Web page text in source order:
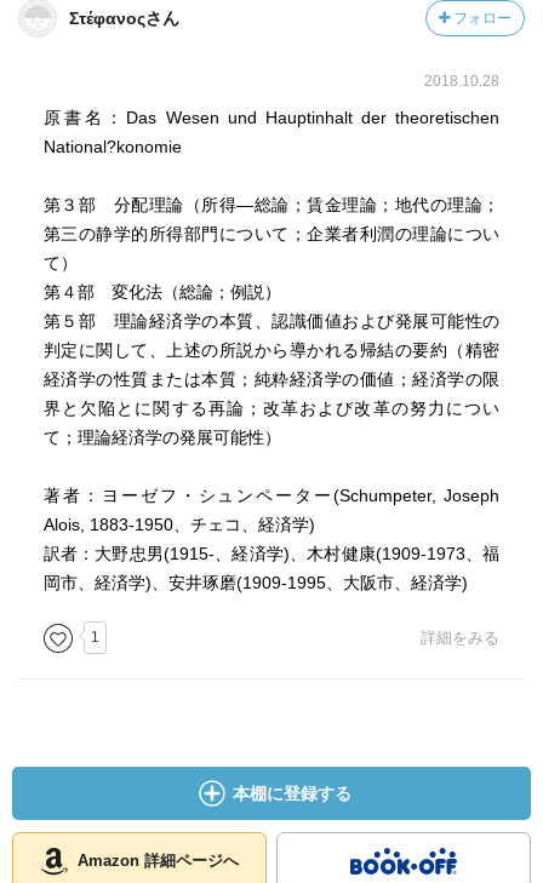
行えといっている
価格理論の章にて、何ら論理的誤謬を含まないが故に、理
論的に正当である成果であっても、有用と認められないの
であれば対象としない
粋経済学の範疇とはあくまでも有用性のみだけであるか
ら。
核心は、理論の検証であり、その答えは変化法にある
変化法とは、差分と、偏微分、そしてテーラー級数で、表
現された数学モデルであると推定する
差分と偏微分とを含んだ数学モデルを変化法と称している
短い期間での変化を置いているのは、微分可能である区間
が極小でなければならないからではないかと考える
２パラメータ間での関係は偏微分で表現し、全体の傾向
成果としての帰着は、テーラー級数として、微細部の剰余
その近似から得られる変化が、常に微分可能であるかとい
う基礎的な前提には触れられていない。
Στέφανοςさん フォロー
2018.10.28
原書名：Das Wesen und Hauptinhalt der theoretischen
National?konomie
第３部 分配理論（所得―総論；賃金理論；地代の理論；
第三の静学的所得部門について；企業者利潤の理論につい
て）
第４部 変化法（総論；例説）
第５部 理論経済学の本質、認識価値および発展可能性の
判定に関して、上述の所説から導かれる帰結の要約（精密
経済学の性質または本質；純粋経済学の価値；経済学の限
界と欠陥とに関する再論；改革および改革の努力につい
て；理論経済学の発展可能性）
著者：ヨーゼフ・シュンペーター(Schumpeter, Joseph
Alois, 1883-1950、チェコ、経済学)
訳者：大野忠男(1915-、経済学)、木村健康(1909-1973、福
岡市、経済学)、安井琢磨(1909-1995、大阪市、経済学)
1 詳細をみる
本棚に登録する
Amazon 詳細ページへ